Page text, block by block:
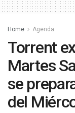
Home Agenda
Torrent
Martes
se
del